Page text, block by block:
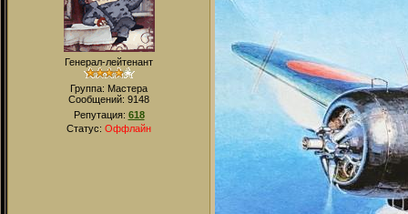
Генерал-лейтенант
Группа: Мастера
Сообщений: 9148
Репутация: 618
Статус: Оффлайн